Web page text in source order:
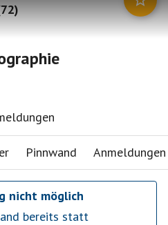
72)
Pinnwand Anmeldungen
nicht möglich
bereits statt